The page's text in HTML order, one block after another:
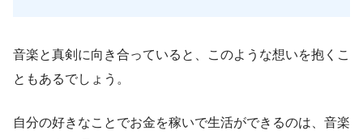
音楽と真剣に向き合っていると、このような想いを抱くこ
ともあるでしょう。
自分の好きなことでお金を稼いで生活ができるのは、音楽